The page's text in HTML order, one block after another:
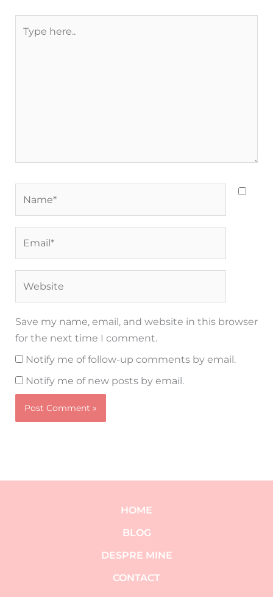
here..
Save my name, email, and website in this browser
for the next time I comment.
Notify me of follow-up comments by email.
Notify me of new posts by email.
HOME
BLOG
DESPRE MINE
CONTACT